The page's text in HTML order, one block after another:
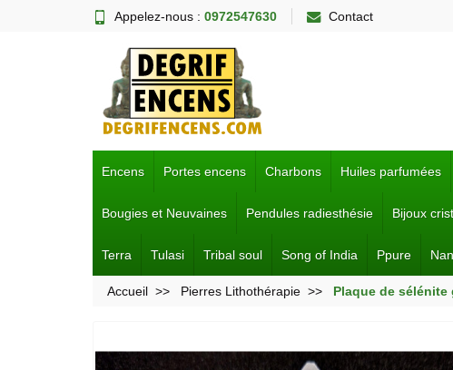
Appelez-nous : 0972547630 Contact
Encens Portes encens Charbons Huiles parfumées
Bougies et Neuvaines Pendules radiesthésie Bijoux
Terra Tulasi Tribal soul Song of India Ppure
Accueil Pierres Lithothérapie Plaque de sélénite